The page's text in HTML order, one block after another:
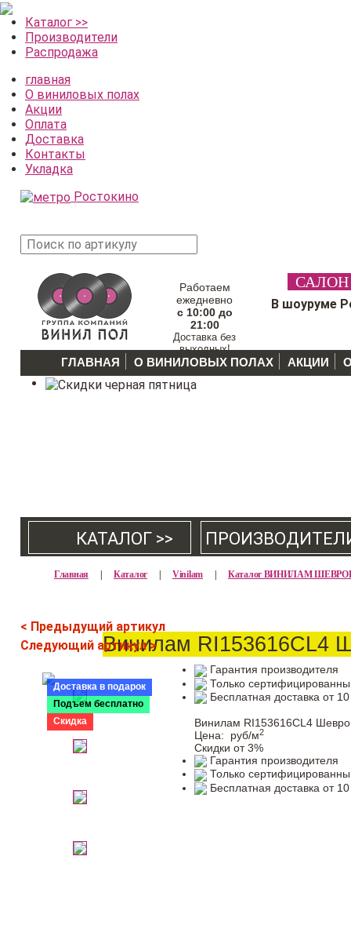
Каталог >>
Производители
Распродажа
главная
О виниловых полах
Акции
Оплата
Доставка
Контакты
Укладка
Ростокино
товара
Работаем
ежедневно
с 10:00 до
21:00
Доставка без
выходных!
В шоуруме
ГЛАВНАЯ О ВИНИЛОВЫХ ПОЛАХ АКЦИИ
КАТАЛОГ >>
Главная Каталог Vinilam Каталог ВИНИЛАМ
< Предыдущий артикул
Следующий артикул >Винилам RI153616CL4
Доставка в подарок
Подъем бесплатно
Скидка
Гарантия производителя
Только
Бесплатная доставка от
Винилам RI153616CL4
Цена:
руб/м2
Скидки от 3%
Гарантия производителя
Только
Бесплатная доставка от